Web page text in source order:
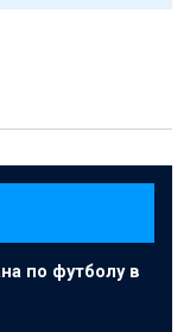
по футболу в